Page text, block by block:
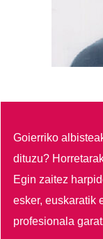
Goierriko
dituzu?
Egin zaitez
esker, euskaratik
profesionala